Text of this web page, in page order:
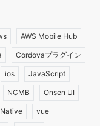
AWS Mobile Hub
Cordovaプラグイン
ios JavaScript
NCMB Onsen UI
vue